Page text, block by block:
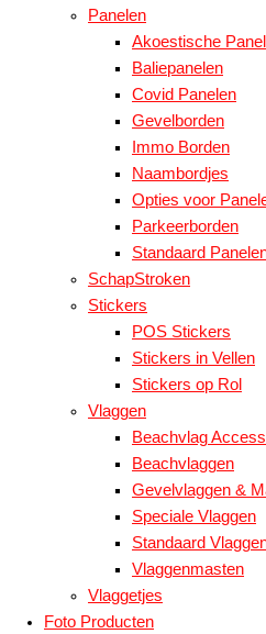
Panelen
Akoestische
Baliepanelen
Covid Panelen
Gevelborden
Immo Borden
Naambordjes
Opties voor
Parkeerborden
Standaard
SchapStroken
Stickers
POS Stickers
Stickers in Vellen
Stickers op Rol
Vlaggen
Beachvlag
Beachvlaggen
Gevelvlaggen &
Speciale Vlaggen
Standaard
Vlaggenmasten
Vlaggetjes
Foto Producten